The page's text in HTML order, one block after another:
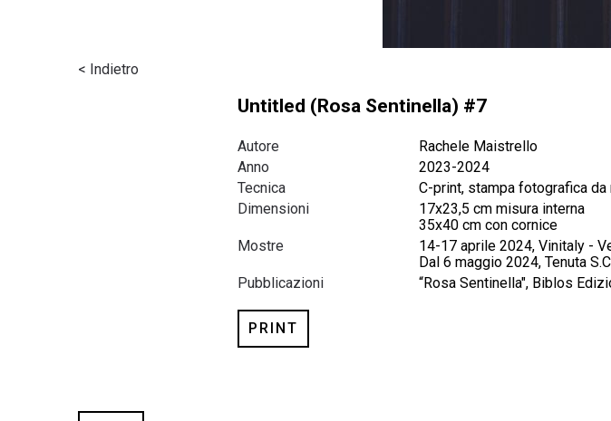
< Indietro
Untitled (Rosa Sentinella) #7
Autore
Rachele Maistrello
Anno
2023-2024
Tecnica
C-print, stampa fotografica
Dimensioni
17x23,5 cm misura interna
35x40 cm con cornice
Mostre
14-17 aprile 2024, Vinitaly -
Dal 6 maggio 2024, Tenuta
Pubblicazioni
“Rosa Sentinella", Biblos
PRINT